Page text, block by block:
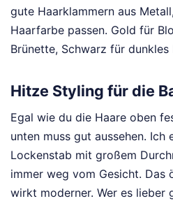
gute Haarklammern aus
Haarfarbe passen. Gold für
Brünette, Schwarz für dunkles
Hitze Styling für die
Egal wie du die Haare oben
unten muss gut aussehen. Ich
Lockenstab mit großem
immer weg vom Gesicht. Das
wirkt moderner. Wer es lieber